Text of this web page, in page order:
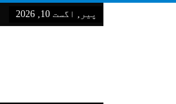
پیر, اگست 10, 2026